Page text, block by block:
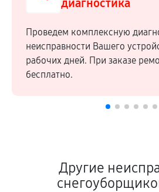
диагностика
Проведем комплексную
неисправности Вашего
рабочих дней. При заказе
бесплатно.
Другие